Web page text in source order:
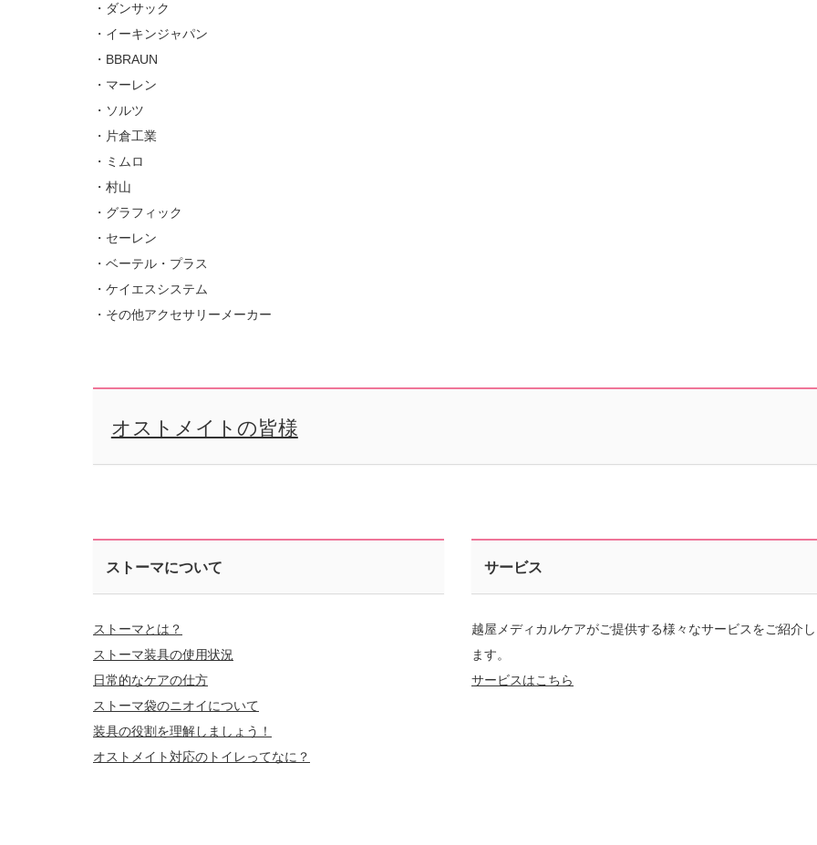
・ダンサック
・イーキンジャパン
・BBRAUN
・マーレン
・ソルツ
・片倉工業
・ミムロ
・村山
・グラフィック
・セーレン
・ベーテル・プラス
・ケイエスシステム
・その他アクセサリーメーカー
オストメイトの皆様
ストーマについて
ストーマとは？
ストーマ装具の使用状況
日常的なケアの仕方
ストーマ袋のニオイについて
装具の役割を理解しましょう！
オストメイト対応のトイレってなに？
サービス
越屋メディカルケアがご提供する様々なサービスをご紹介し
ます。
サービスはこちら